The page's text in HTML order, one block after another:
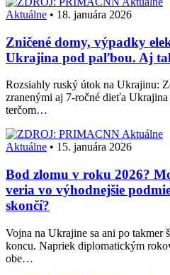
Aktuálne • 18. januára 2026
Zničené domy, výpadky
Ukrajina pod paľbou. Aj
Rozsiahly ruský útok na Ukrajinu:
zranenými aj 7-ročné dieťa
terčom…
Aktuálne
Aktuálne • 15. januára 2026
Bod zlomu v roku 2026?
veria vo výhodnejšie
skončí?
Vojna na Ukrajine sa ani po takmer
koncu. Napriek diplomatickým
obe…